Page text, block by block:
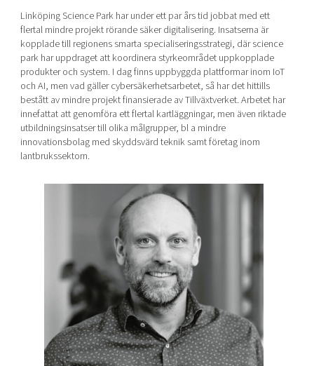
Linköping Science Park har under ett par års tid jobbat med ett
flertal mindre projekt rörande säker digitalisering. Insatserna är
kopplade till regionens smarta specialiseringsstrategi, där science
park har uppdraget att koordinera styrkeområdet uppkopplade
produkter och system. I dag finns uppbyggda plattformar inom IoT
och AI, men vad gäller cybersäkerhetsarbetet, så har det hittills
bestått av mindre projekt finansierade av Tillväxtverket. Arbetet har
innefattat att genomföra ett flertal kartläggningar, men även riktade
utbildningsinsatser till olika målgrupper, bl a mindre
innovationsbolag med skyddsvärd teknik samt företag inom
lantbrukssektorn.